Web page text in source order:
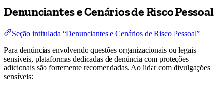
Denunciantes e Cenários de Risco Pessoal
Seção intitulada “Denunciantes e Cenários de Risco Pessoal”
Para denúncias envolvendo questões organizacionais ou legais
sensíveis, plataformas dedicadas de denúncia com proteções
adicionais são fortemente recomendadas. Ao lidar com divulgações
sensíveis: